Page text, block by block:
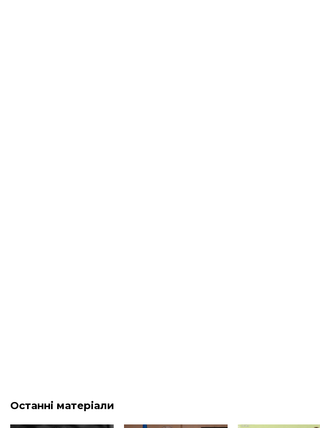
Останні матеріали